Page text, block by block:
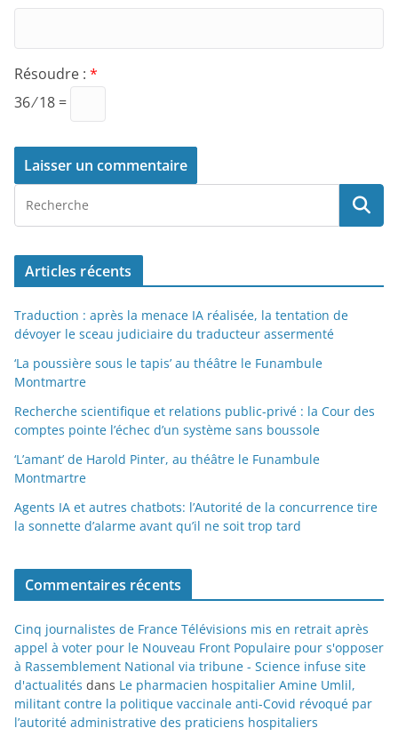
Résoudre : *
36 ⁄ 18 =
Articles récents
Traduction : après la menace IA réalisée, la tentation de
dévoyer le sceau judiciaire du traducteur assermenté
‘La poussière sous le tapis’ au théâtre le Funambule
Montmartre
Recherche scientifique et relations public-privé : la Cour des
comptes pointe l’échec d’un système sans boussole
‘L’amant’ de Harold Pinter, au théâtre le Funambule
Montmartre
Agents IA et autres chatbots: l’Autorité de la concurrence tire
la sonnette d’alarme avant qu’il ne soit trop tard
Commentaires récents
Cinq journalistes de France Télévisions mis en retrait après
appel à voter pour le Nouveau Front Populaire pour s'opposer
à Rassemblement National via tribune - Science infuse site
d'actualités dans Le pharmacien hospitalier Amine Umlil,
militant contre la politique vaccinale anti-Covid révoqué par
l’autorité administrative des praticiens hospitaliers